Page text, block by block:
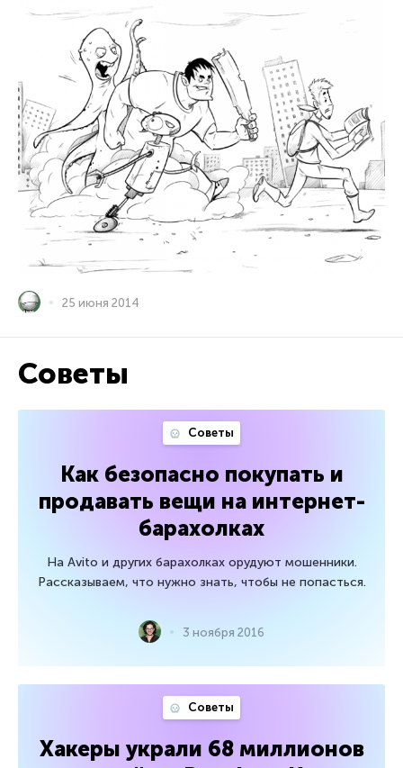
25 июня 2014
Советы
Советы
Как безопасно покупать и
продавать вещи на интернет-
барахолках
На Avito и других барахолках орудуют мошенники.
Рассказываем, что нужно знать, чтобы не попасться.
3 ноября 2016
Советы
Хакеры украли 68 миллионов